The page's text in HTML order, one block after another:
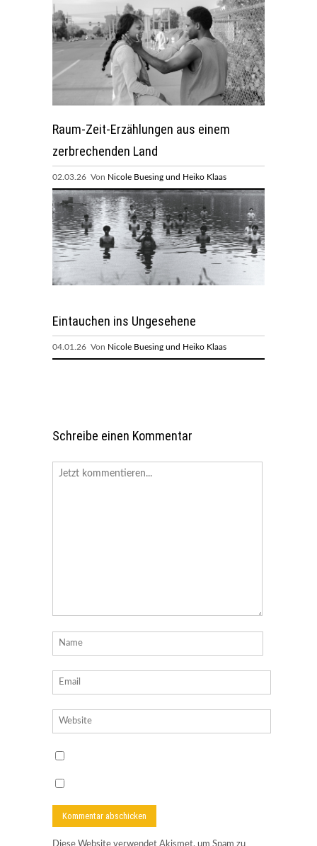
Raum-Zeit-Erzählungen aus einem
zerbrechenden Land
02.03.26 Von Nicole Buesing und Heiko Klaas
Eintauchen ins Ungesehene
04.01.26 Von Nicole Buesing und Heiko Klaas
Schreibe einen Kommentar